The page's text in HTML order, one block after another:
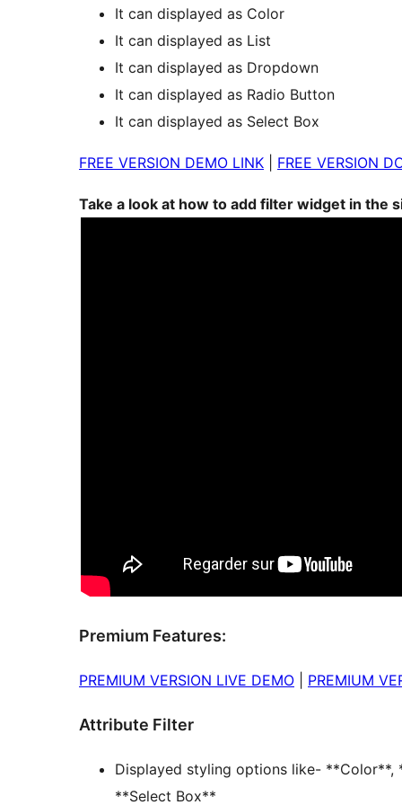
It can displayed as Color
It can displayed as List
It can displayed as Dropdown
It can displayed as Radio Button
It can displayed as Select Box
FREE VERSION DEMO LINK FREE VERSION
Take a look at how to add filter widget in the
Premium Features:
PREMIUM VERSION LIVE DEMO PREMIUM
Attribute Filter
Displayed styling options like-
**Select Box**